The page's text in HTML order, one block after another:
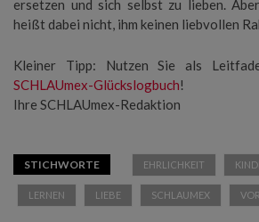
ersetzen und sich selbst zu lieben.
heißt dabei nicht, ihm keinen liebvollen
Kleiner Tipp: Nutzen Sie als
SCHLAUmex-Glückslogbuch!
Ihre SCHLAUmex-Redaktion
STICHWORTE EHRLICHKEIT
LERNEN LIEBE SCHLAUMEX